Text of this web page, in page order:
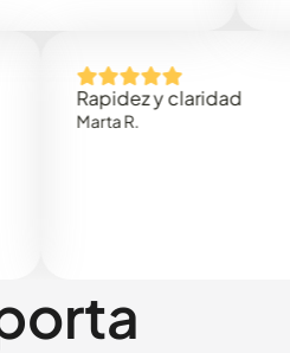
Rapidez y claridad